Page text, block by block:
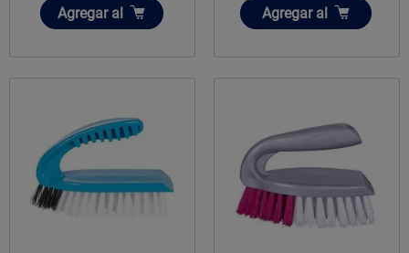
Añadir
Agregar al
Añadir
Agregar al